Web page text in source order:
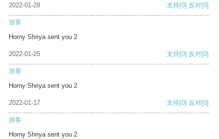
2022-01-28 支持[0] 反对[0]
游客
Horny Shriya sent you 2
2022-01-25 支持[0] 反对[0]
游客
Horny Shriya sent you 2
2022-01-17 支持[0] 反对[0]
游客
Horny Shriya sent you 2